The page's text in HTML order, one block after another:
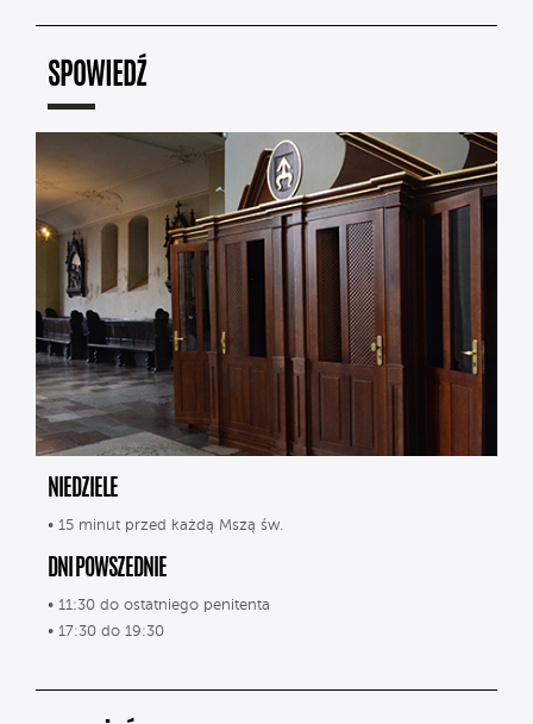
SPOWIEDŹ
NIEDZIELE
• 15 minut przed każdą Mszą św.
DNI POWSZEDNIE
• 11:30 do ostatniego penitenta
• 17:30 do 19:30